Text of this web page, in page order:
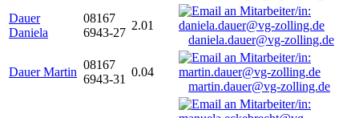
Dauer
Daniela
08167
6943-27
2.01
daniela.dauer@vg-zolling.de
Dauer Martin
08167
6943-31
0.04
martin.dauer@vg-zolling.de